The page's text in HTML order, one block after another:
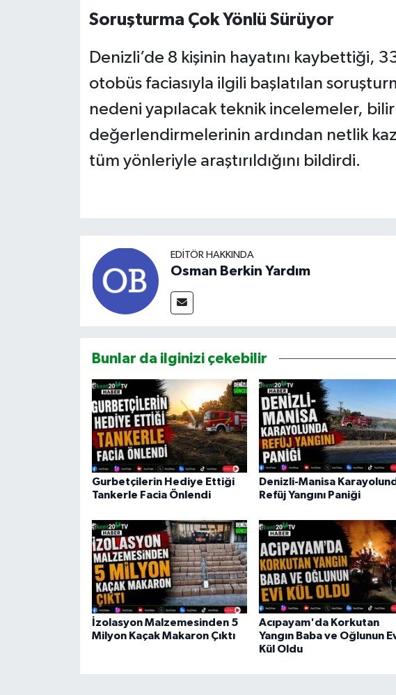
Soruşturma Çok Yönlü Sürüyor
Denizli’de 8 kişinin hayatını kaybettiği,
otobüs faciasıyla ilgili başlatılan
nedeni yapılacak teknik incelemeler,
değerlendirmelerinin ardından netlik
tüm yönleriyle araştırıldığını bildirdi.
EDITÖR HAKKINDA
Osman Berkin Yardım
Bunlar da ilginizi çekebilir
Gurbetçilerin Hediye Ettiği
Tankerle Facia Önlendi
Denizli-Manisa
Refüj Yangını Paniği
İzolasyon Malzemesinden 5
Milyon Kaçak Makaron Çıktı
Acıpayam'da Korkutan
Yangın Baba ve Oğlunun
Kül Oldu